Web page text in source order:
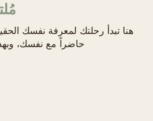
هنا تبدأ رحلتك لمعرفة نفسك
حاضراً مع نفسك،